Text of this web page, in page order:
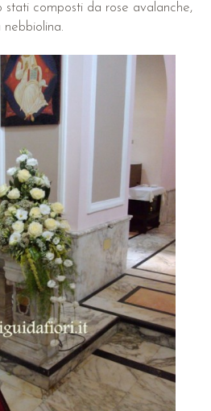
stati composti da rose avalanche,
nebbiolina.